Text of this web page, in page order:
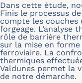
Dans cette étude,
Finis le processus
compte les couches
forgeage. L’analyse
rôle de barrière
sur la mise en
ferroviaire. La
thermiques
Valdunes permet la
de notre démarche.